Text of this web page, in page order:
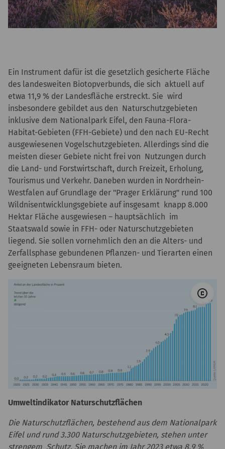
Ein Instrument dafür ist die gesetzlich gesicherte Fläche
des landesweiten Biotopverbunds, die sich aktuell auf
etwa 11,9 % der Landesfläche erstreckt. Sie wird
insbesondere gebildet aus den Naturschutzgebieten
inklusive dem Nationalpark Eifel, den Fauna-Flora-
Habitat-Gebieten (FFH-Gebiete) und den nach EU-Recht
ausgewiesenen Vogelschutzgebieten. Allerdings sind die
meisten dieser Gebiete nicht frei von Nutzungen durch
die Land- und Forstwirtschaft, durch Freizeit, Erholung,
Tourismus und Verkehr. Daneben wurden in Nordrhein-
Westfalen auf Grundlage der "Prager Erklärung" rund 100
Wildnisentwicklungsgebiete auf insgesamt knapp 8.000
Hektar Fläche ausgewiesen – hauptsächlich im
Staatswald sowie in FFH- oder Naturschutzgebieten
liegend. Sie sollen vornehmlich den an die Alters- und
Zerfallsphase gebundenen Pflanzen- und Tierarten einen
geeigneten Lebensraum bieten.
copyright
Umweltindikator Naturschutzflächen
Die Naturschutzflächen, bestehend aus dem Nationalpark
Eifel und rund 3.300 Naturschutzgebieten, stehen unter
strengem Schutz. Sie machen im Jahr 2023 etwa 8,9 %